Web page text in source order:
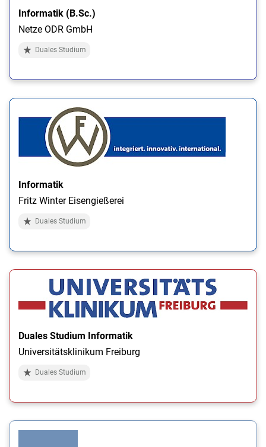
Informatik (B.Sc.)
Netze ODR GmbH
Duales Studium
Informatik
Fritz Winter Eisengießerei
Duales Studium
Duales Studium Informatik
Universitätsklinikum Freiburg
Duales Studium